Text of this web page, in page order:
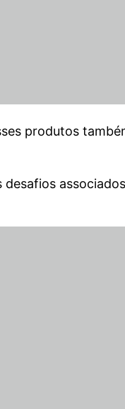
produtos